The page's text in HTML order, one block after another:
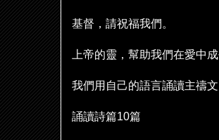
基督，請祝福我們。
上帝的靈，幫助我們在愛中成
我們用自己的語言誦讀主禱文
誦讀詩篇10篇